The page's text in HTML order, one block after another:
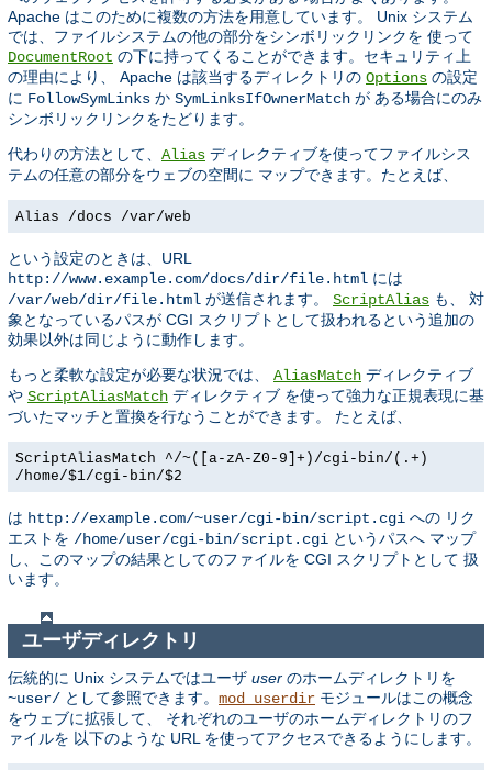
Apache はこのために複数の方法を用意しています。 Unix システム
では、ファイルシステムの他の部分をシンボリックリンクを 使って
DocumentRoot の下に持ってくることができます。セキュリティ上
の理由により、 Apache は該当するディレクトリの Options の設定
に FollowSymLinks か SymLinksIfOwnerMatch が ある場合にのみ
シンボリックリンクをたどります。
代わりの方法として、 Alias ディレクティブを使ってファイルシス
テムの任意の部分をウェブの空間に マップできます。たとえば、
Alias /docs /var/web
という設定のときは、URL
http://www.example.com/docs/dir/file.html には
/var/web/dir/file.html が送信されます。 ScriptAlias も、 対
象となっているパスが CGI スクリプトとして扱われるという追加の
効果以外は同じように動作します。
もっと柔軟な設定が必要な状況では、 AliasMatch ディレクティブ
や ScriptAliasMatch ディレクティブ を使って強力な正規表現に基
づいたマッチと置換を行なうことができます。 たとえば、
ScriptAliasMatch ^/~([a-zA-Z0-9]+)/cgi-bin/(.+)
/home/$1/cgi-bin/$2
は http://example.com/~user/cgi-bin/script.cgi への リク
エストを /home/user/cgi-bin/script.cgi というパスへ マップ
し、このマップの結果としてのファイルを CGI スクリプトとして 扱
います。
ユーザディレクトリ
伝統的に Unix システムではユーザ user のホームディレクトリを
~user/ として参照できます。 mod_userdir モジュールはこの概念
をウェブに拡張して、 それぞれのユーザのホームディレクトリのフ
ァイルを 以下のような URL を使ってアクセスできるようにします。